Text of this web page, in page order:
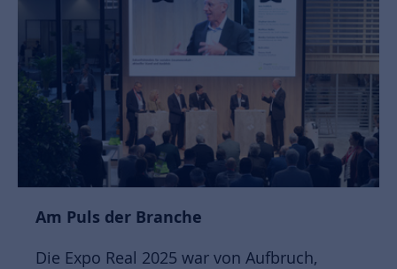
Am Puls der Branche
Die Expo Real 2025 war von Aufbruch,